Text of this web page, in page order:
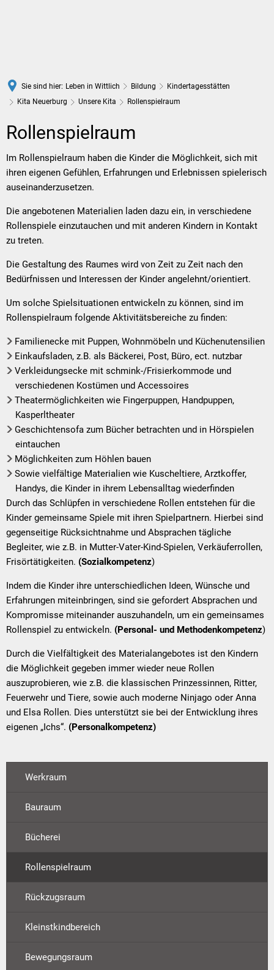
Sie sind hier: Leben in Wittlich Bildung
Kindertagesstätten
Kita Neuerburg
Unsere Kita Rollenspielraum
Rollenspielraum
Rollenspielraum
Im Rollenspielraum haben die Kinder die Möglichkeit, sich mit
ihren eigenen Gefühlen, Erfahrungen und Erlebnissen spielerisch
auseinanderzusetzen.
Die angebotenen Materialien laden dazu ein, in verschiedene
Rollenspiele einzutauchen und mit anderen Kindern in Kontakt
zu treten.
Die Gestaltung des Raumes wird von Zeit zu Zeit nach den
Bedürfnissen und Interessen der Kinder angelehnt/orientiert.
Um solche Spielsituationen entwickeln zu können, sind im
Rollenspielraum folgende Aktivitätsbereiche zu finden:
Familienecke mit Puppen, Wohnmöbeln und Küchenutensilien
Einkaufsladen, z.B. als Bäckerei, Post, Büro, ect. nutzbar
Verkleidungsecke mit schmink-/Frisierkommode und
verschiedenen Kostümen und Accessoires
Theatermöglichkeiten wie Fingerpuppen, Handpuppen,
Kasperltheater
Geschichtensofa zum Bücher betrachten und in Hörspielen
eintauchen
Möglichkeiten zum Höhlen bauen
Sowie vielfältige Materialien wie Kuscheltiere, Arztkoffer,
Handys, die Kinder in ihrem Lebensalltag wiederfinden
Durch das Schlüpfen in verschiedene Rollen entstehen für die
Kinder gemeinsame Spiele mit ihren Spielpartnern. Hierbei sind
gegenseitige Rücksichtnahme und Absprachen tägliche
Begleiter, wie z.B. in Mutter-Vater-Kind-Spielen, Verkäuferrollen,
Frisörtätigkeiten. (Sozialkompetenz)
Indem die Kinder ihre unterschiedlichen Ideen, Wünsche und
Erfahrungen miteinbringen, sind sie gefordert Absprachen und
Kompromisse miteinander auszuhandeln, um ein gemeinsames
Rollenspiel zu entwickeln. (Personal- und Methodenkompetenz)
Durch die Vielfältigkeit des Materialangebotes ist den Kindern
die Möglichkeit gegeben immer wieder neue Rollen
auszuprobieren, wie z.B. die klassischen Prinzessinnen, Ritter,
Feuerwehr und Tiere, sowie auch moderne Ninjago oder Anna
und Elsa Rollen. Dies unterstützt sie bei der Entwicklung ihres
eigenen „Ichs“. (Personalkompetenz)
Werkraum
Bauraum
Bücherei
Rollenspielraum
Rückzugsraum
Kleinstkindbereich
Bewegungsraum